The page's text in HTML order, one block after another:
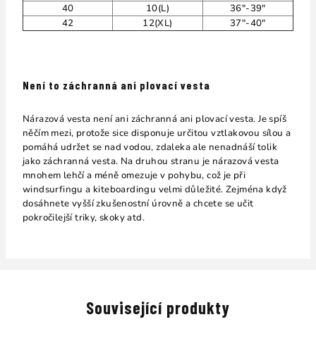
40
10(L)
36"-39"
42
12(XL) 37"-40"
Není to záchranná ani plovací vesta
Nárazová vesta není ani záchranná ani plovací vesta. Je spíš
něčím mezi, protože sice disponuje určitou vztlakovou sílou a
pomáhá udržet se nad vodou, zdaleka ale nenadnáší tolik
jako záchranná vesta. Na druhou stranu je nárazová vesta
mnohem lehčí a méně omezuje v pohybu, což je při
windsurfingu a kiteboardingu velmi důležité. Zejména když
dosáhnete vyšší zkušenostní úrovně a chcete se učit
pokročilejší triky, skoky atd.
Související produkty